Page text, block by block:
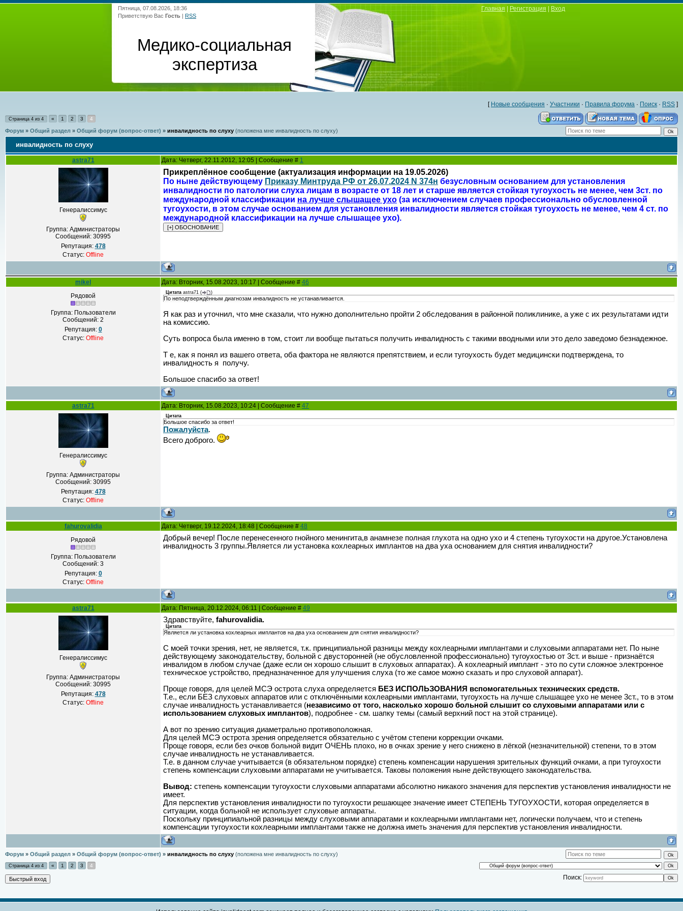
Пятница, 07.08.2026, 18:36
Приветствую Вас Гость | RSS
Медико-социальная
экспертиза
Главная Регистрация Вход
[ Новые сообщения · Участники · Правила форума · Поиск · RSS ]
Страница 4 из 4 « 1 2 3 4
Форум » Общий раздел » Общий форум (вопрос-ответ) » инвалидность по слуху (положена мне инвалидность по слуху)
инвалидность по слуху
astra71 Дата: Четверг, 22.11.2012, 12:05 | Сообщение # 1
Генералиссимус
Группа: Администраторы
Сообщений: 30995
Репутация: 478
Статус: Offline
Прикреплённое сообщение (актуализация информации на 19.05.2026)
По ныне действующему Приказу Минтруда РФ от 26.07.2024 N 374н безусловным основанием для установления
инвалидности по патологии слуха лицам в возрасте от 18 лет и старше является стойкая тугоухость не менее, чем 3ст. по
международной классификации на лучше слышащее ухо (за исключением случаев профессионально обусловленной
тугоухости, в этом случае основанием для установления инвалидности является стойкая тугоухость не менее, чем 4 ст. по
международной классификации на лучше слышащее ухо).
mikel Дата: Вторник, 15.08.2023, 10:17 | Сообщение # 46
Рядовой
Группа: Пользователи
Сообщений: 2
Репутация: 0
Статус: Offline
Цитата astra71 ( )
По неподтверждённым диагнозам инвалидность не устанавливается.
Я как раз и уточнил, что мне сказали, что нужно дополнительно пройти 2 обследования в районной поликлинике, а уже с их результатами идти
на комиссию.
Суть вопроса была именно в том, стоит ли вообще пытаться получить инвалидность с такими вводными или это дело заведомо безнадежное.
Т е, как я понял из вашего ответа, оба фактора не являются препятствием, и если тугоухость будет медицински подтверждена, то
инвалидность я получу.
Большое спасибо за ответ!
astra71 Дата: Вторник, 15.08.2023, 10:24 | Сообщение # 47
Генералиссимус
Группа: Администраторы
Сообщений: 30995
Репутация: 478
Статус: Offline
Цитата
Большое спасибо за ответ!
Пожалуйста.
Всего доброго.
fahurovalidia Дата: Четверг, 19.12.2024, 18:48 | Сообщение # 48
Рядовой
Группа: Пользователи
Сообщений: 3
Репутация: 0
Статус: Offline
Добрый вечер! После перенесенного гнойного менингита,в анамнезе полная глухота на одно ухо и 4 степень тугоухости на другое.Установлена
инвалидность 3 группы.Является ли установка кохлеарных имплантов на два уха основанием для снятия инвалидности?
astra71 Дата: Пятница, 20.12.2024, 06:11 | Сообщение # 49
Генералиссимус
Группа: Администраторы
Сообщений: 30995
Репутация: 478
Статус: Offline
Здравствуйте, fahurovalidia.
Цитата
Является ли установка кохлеарных имплантов на два уха основанием для снятия инвалидности?
С моей точки зрения, нет, не является, т.к. принципиальной разницы между кохлеарными имплантами и слуховыми аппаратами нет. По ныне
действующему законодательству, больной с двусторонней (не обусловленной профессионально) тугоухостью от 3ст. и выше - признаётся
инвалидом в любом случае (даже если он хорошо слышит в слуховых аппаратах). А кохлеарный имплант - это по сути сложное электронное
техническое устройство, предназначенное для улучшения слуха (то же самое можно сказать и про слуховой аппарат).
Проще говоря, для целей МСЭ острота слуха определяется БЕЗ ИСПОЛЬЗОВАНИЯ вспомогательных технических средств.
Т.е., если БЕЗ слуховых аппаратов или с отключёнными кохлеарными имплантами, тугоухость на лучше слышащее ухо не менее 3ст., то в этом
случае инвалидность устанавливается (независимо от того, насколько хорошо больной слышит со слуховыми аппаратами или с
использованием слуховых имплантов), подробнее - см. шапку темы (самый верхний пост на этой странице).
А вот по зрению ситуация диаметрально противоположная.
Для целей МСЭ острота зрения определяется обязательно с учётом степени коррекции очками.
Проще говоря, если без очков больной видит ОЧЕНЬ плохо, но в очках зрение у него снижено в лёгкой (незначительной) степени, то в этом
случае инвалидность не устанавливается.
Т.е. в данном случае учитывается (в обязательном порядке) степень компенсации нарушения зрительных функций очками, а при тугоухости
степень компенсации слуховыми аппаратами не учитывается. Таковы положения ныне действующего законодательства.
Вывод: степень компенсации тугоухости слуховыми аппаратами абсолютно никакого значения для перспектив установления инвалидности не
имеет.
Для перспектив установления инвалидности по тугоухости решающее значение имеет СТЕПЕНЬ ТУГОУХОСТИ, которая определяется в
ситуации, когда больной не использует слуховые аппараты.
Поскольку принципиальной разницы между слуховыми аппаратами и кохлеарными имплантами нет, логически получаем, что и степень
компенсации тугоухости кохлеарными имплантами также не должна иметь значения для перспектив установления инвалидности.
Форум » Общий раздел » Общий форум (вопрос-ответ) » инвалидность по слуху (положена мне инвалидность по слуху)
Страница 4 из 4 « 1 2 3 4
Поиск: